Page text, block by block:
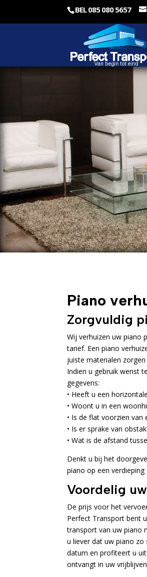
BEL 085 080 5657
Piano
Zorgvuldig
Wij verhuizen uw piano
tarief. Een piano
juiste materialen
Indien u gebruik wenst
gegevens:
• Heeft u een
• Woont u in een
• Is de flat voorzien van
• Is er sprake van
• Wat is de afstand
Denkt u bij het
piano op een
Voordelig
De prijs voor het
Perfect Transport bent
transport van uw piano
u liever dat uw piano
datum en profiteert u
ontvangt in uw